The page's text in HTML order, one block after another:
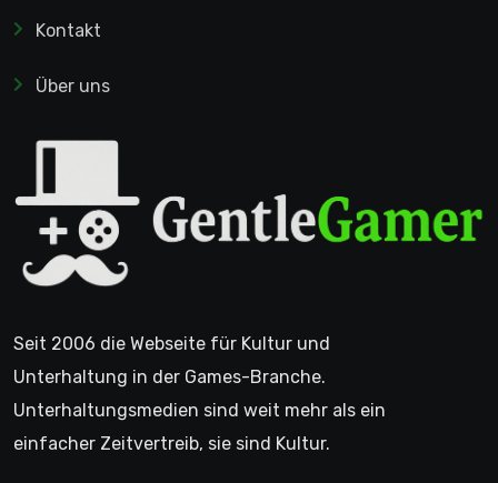
Kontakt
Über uns
Seit 2006 die Webseite für Kultur und
Unterhaltung in der Games-Branche.
Unterhaltungsmedien sind weit mehr als ein
einfacher Zeitvertreib, sie sind Kultur.